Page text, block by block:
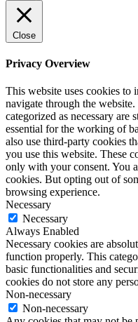
Close
Privacy Overview
This website uses cookies to
navigate through the
categorized as necessary are
essential for the working of
also use third-party cookies
you use this website. These
only with your consent. You
cookies. But opting out of
browsing experience.
Necessary
Necessary
Always Enabled
Necessary cookies are
function properly. This
basic functionalities and
cookies do not store any
Non-necessary
Non-necessary